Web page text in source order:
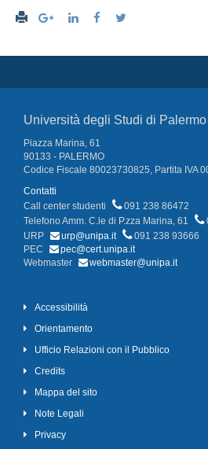
Università degli Studi di Palermo
Piazza Marina, 61
90133 - PALERMO
Codice Fiscale 80023730825, Partita IVA
Contatti
Call center studenti
091 238 86472
Telefono Amm. C.le di P.zza Marina, 61
URP
urp@unipa.it
091 238 93666
PEC
pec@cert.unipa.it
Webmaster
webmaster@unipa.it
Accessibilità
Orientamento
Ufficio Relazioni con il Pubblico
Credits
Mappa del sito
Note Legali
Privacy